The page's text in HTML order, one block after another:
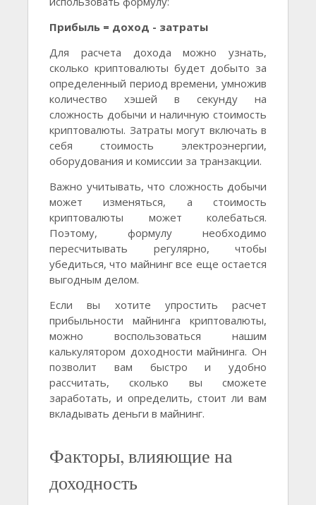
Прибыль = доход - затраты
Для расчета дохода можно узнать,
сколько криптовалюты будет добыто за
определенный период времени, умножив
количество хэшей в секунду на
сложность добычи и наличную стоимость
криптовалюты. Затраты могут включать в
себя стоимость электроэнергии,
оборудования и комиссии за транзакции.
Важно учитывать, что сложность добычи
может изменяться, а стоимость
криптовалюты может колебаться.
Поэтому, формулу необходимо
пересчитывать регулярно, чтобы
убедиться, что майнинг все еще остается
выгодным делом.
Если вы хотите упростить расчет
прибыльности майнинга криптовалюты,
можно воспользоваться нашим
калькулятором доходности майнинга. Он
позволит вам быстро и удобно
рассчитать, сколько вы сможете
заработать, и определить, стоит ли вам
вкладывать деньги в майнинг.
Факторы, влияющие на
доходность